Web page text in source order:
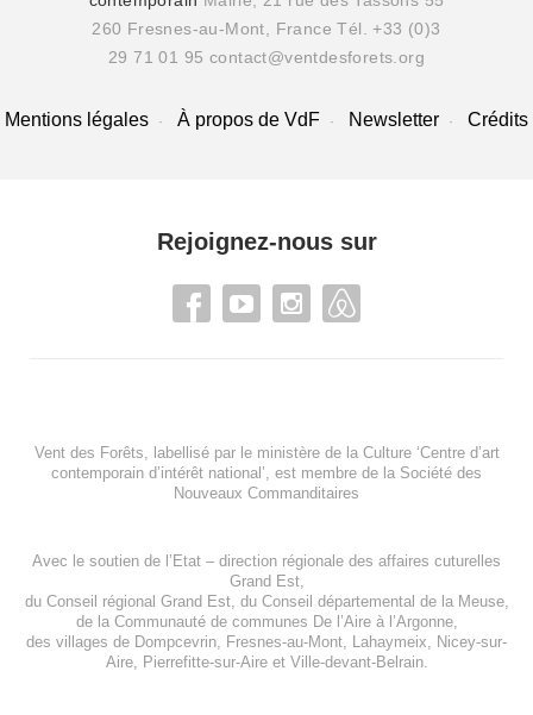
260 Fresnes-au-Mont, France Tél. +33 (0)3
29 71 01 95 contact@ventdesforets.org
Mentions légales À propos de VdF Newsletter Crédits
Rejoignez-nous sur
Vent des Forêts, labellisé par le ministère de la Culture ‘Centre d’art
contemporain d’intérêt national’, est membre de la Société des
Nouveaux Commanditaires
Avec le soutien de l’Etat – direction régionale des affaires cuturelles
Grand Est,
du Conseil régional Grand Est, du Conseil départemental de la Meuse,
de la Communauté de communes De l’Aire à l’Argonne,
des villages de Dompcevrin Fresnes-au-Mont Lahaymeix
Nicey-sur-
Aire, Pierrefitte-sur-Aireet Ville-devant-Belrain.